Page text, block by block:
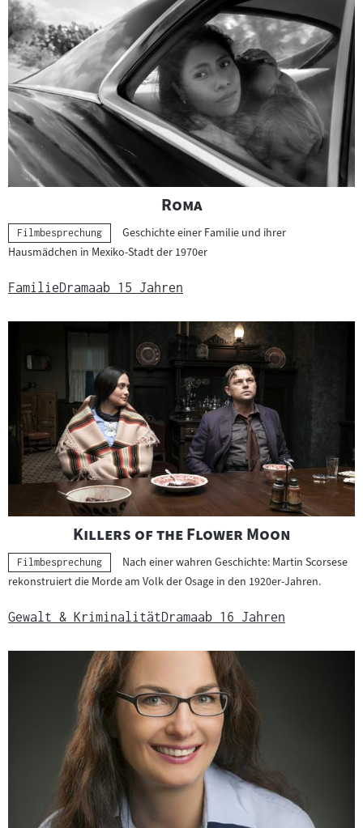
"
Roma"
Kategorie:
Filmbesprechung
Geschichte einer Familie und ihrer
Hausmädchen in Mexiko-Stadt der 1970er
FamilieDramaab 15 Jahren
"
Killers of the Flower Moon
Kategorie:
Filmbesprechung
Nach einer wahren Geschichte: Martin Scorsese
rekonstruiert die Morde am Volk der Osage in den 1920er-Jahren.
Gewalt & KriminalitätDramaab 16 Jahren